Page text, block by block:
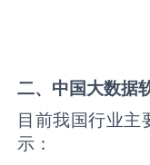
二、中国大数据
目前我国行业主
示：